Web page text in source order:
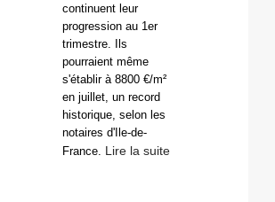
continuent leur
progression au 1er
trimestre. Ils
pourraient même
s'établir à 8800 €/m²
en juillet, un record
historique, selon les
notaires d'Ile-de-
France. Lire la suite